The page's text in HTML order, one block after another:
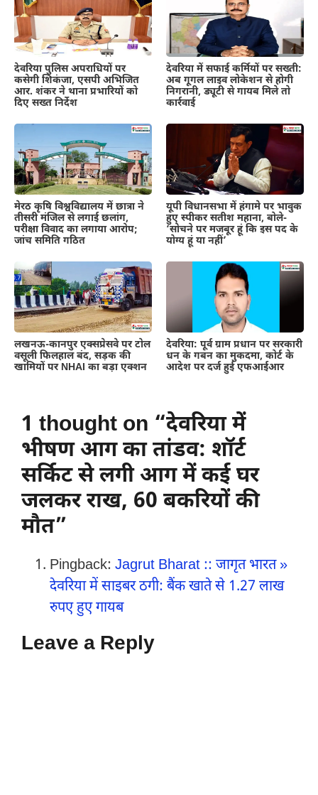
देवरिया पुलिस अपराधियों पर
कसेगी शिकंजा, एसपी अभिजित
आर. शंकर ने थाना प्रभारियों को
दिए सख्त निर्देश
देवरिया में सफाई कर्मियों पर सख्ती:
अब गूगल लाइव लोकेशन से होगी
निगरानी, ड्यूटी से गायब मिले तो
कार्रवाई
मेरठ कृषि विश्वविद्यालय में छात्रा ने
तीसरी मंजिल से लगाई छलांग,
परीक्षा विवाद का लगाया आरोप;
जांच समिति गठित
यूपी विधानसभा में हंगामे पर भावुक
हुए स्पीकर सतीश महाना, बोले-
‘सोचने पर मजबूर हूं कि इस पद के
योग्य हूं या नहीं’
लखनऊ-कानपुर एक्सप्रेसवे पर टोल
वसूली फिलहाल बंद, सड़क की
खामियों पर NHAI का बड़ा एक्शन
देवरिया: पूर्व ग्राम प्रधान पर सरकारी
धन के गबन का मुकदमा, कोर्ट के
आदेश पर दर्ज हुई एफआईआर
1 thought on “देवरिया में
भीषण आग का तांडव: शॉर्ट
सर्किट से लगी आग में कई घर
जलकर राख, 60 बकरियों की
मौत”
Pingback: Jagrut Bharat :: जागृत भारत »
देवरिया में साइबर ठगी: बैंक खाते से 1.27 लाख
रुपए हुए गायब
Leave a Reply